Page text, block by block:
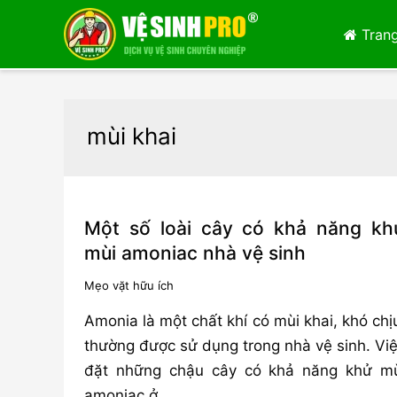
mùi khai
Một số loài cây có khả năng
mùi amoniac nhà vệ sinh
Mẹo vặt hữu ích
Amonia là một chất khí có mùi khai, khó
thường được sử dụng trong nhà vệ sinh.
đặt những chậu cây có khả năng khử